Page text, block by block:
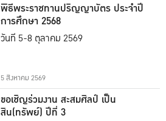
พิธีพระราชทานปริญญาบัตร ประจำปี
การศึกษา 2568
วันที่ 5-8 ตุลาคม 2569
5 สิงหาคม 2569
ขอเชิญร่วมงาน สะสมศิลป์ เป็น
สิน(ทรัพย์) ปีที่ 3